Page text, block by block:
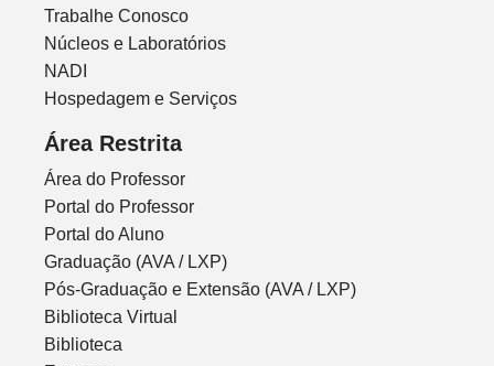
Trabalhe Conosco
Núcleos e Laboratórios
NADI
Hospedagem e Serviços
Área Restrita
Área do Professor
Portal do Professor
Portal do Aluno
Graduação (AVA / LXP)
Pós-Graduação e Extensão (AVA / LXP)
Biblioteca Virtual
Biblioteca